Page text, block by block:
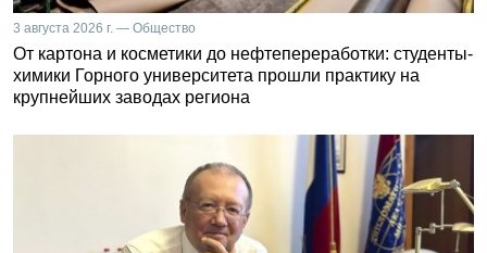
3 августа 2026 г. — Общество
От картона и косметики до нефтепереработки: студенты-
химики Горного университета прошли практику на
крупнейших заводах региона